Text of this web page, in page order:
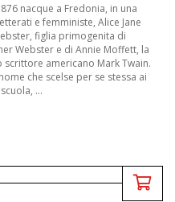
nacque a Fredonia, in una
e femministe, Alice Jane
figlia primogenita di
Webster e di Annie Moffett, la
scrittore americano Mark Twain.
che scelse per se stessa ai
...